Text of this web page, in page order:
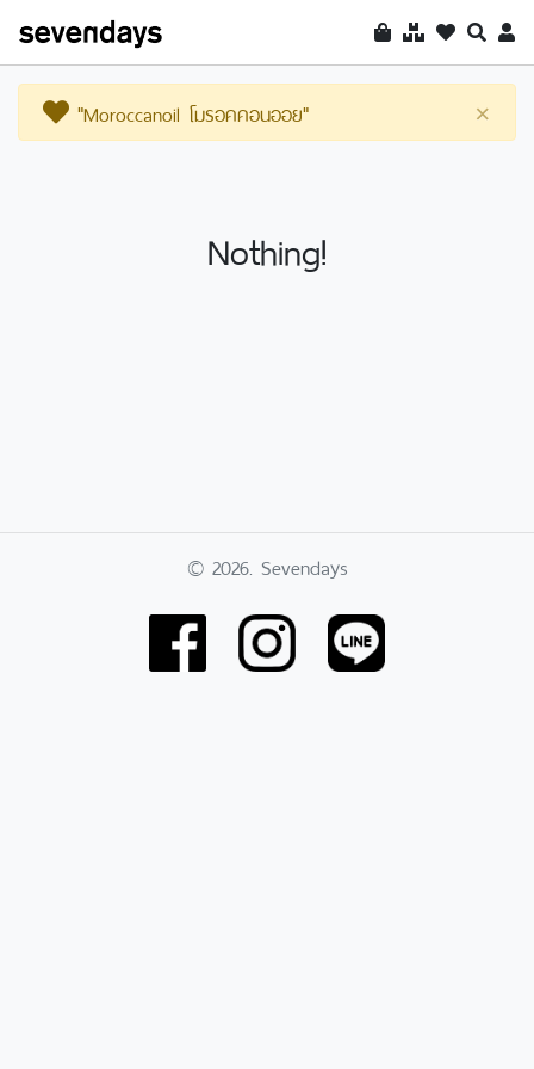
"Moroccanoil โมรอคคอนออย" ×
Nothing!
© 2026. Sevendays